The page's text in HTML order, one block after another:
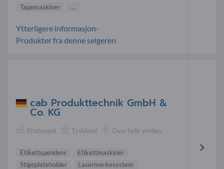
Tapemaskiner ...
Ytterligere informasjon-
Produkter fra denne selgeren
cab Produkttechnik GmbH &
Co. KG
Produsent Tyskland Over hele verden
Etikettspendere
Etikettmaskiner
Stigeplateholder
Lasermerkesystem